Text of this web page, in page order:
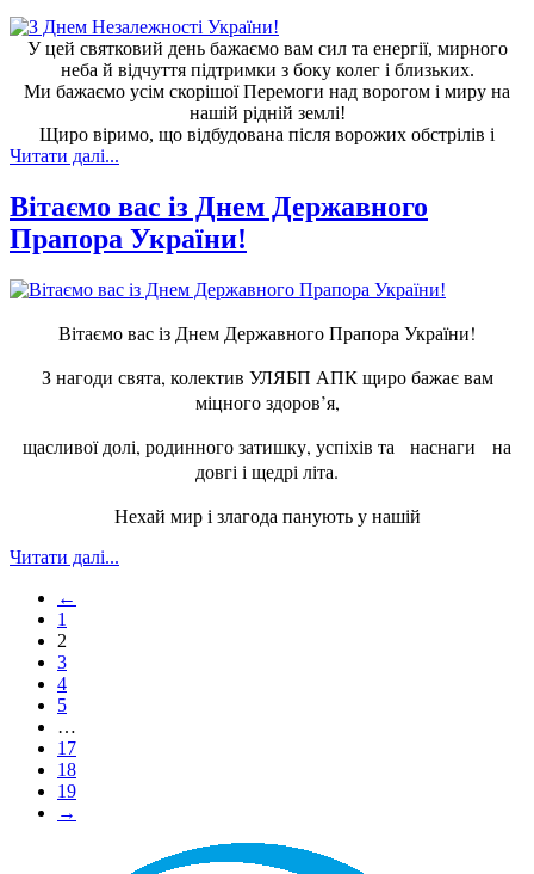
У цей святковий день бажаємо вам сил та енергії, мирного
неба й відчуття підтримки з боку колег і близьких.
Ми бажаємо усім скорішої Перемоги над ворогом і миру на
нашій рідній землі!
Щиро віримо, що відбудована після ворожих обстрілів і
Читати далі...
Вітаємо вас із Днем Державного
Прапора України!
Вітаємо вас із Днем Державного Прапора України!
З нагоди свята, колектив УЛЯБП АПК щиро бажає вам
міцного здоров’я,
щасливої долі, родинного затишку, успіхів та наснаги на
довгі і щедрі літа.
Нехай мир і злагода панують у нашій
Читати далі...
←
1
2
3
4
5
…
17
18
19
→